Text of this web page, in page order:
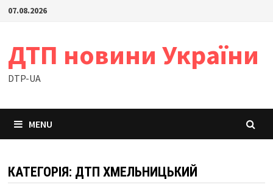
Skip07.08.2026
ДТП новини України
DTP-UA
MENU
КАТЕГОРІЯ: ДТП ХМЕЛЬНИЦЬКИЙ